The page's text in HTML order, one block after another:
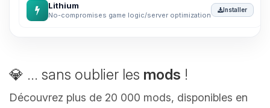
Lithium
No-compromises game logic/server optimization
Installer
💎 ... sans oublier les mods !
Découvrez plus de 20 000 mods, disponibles en